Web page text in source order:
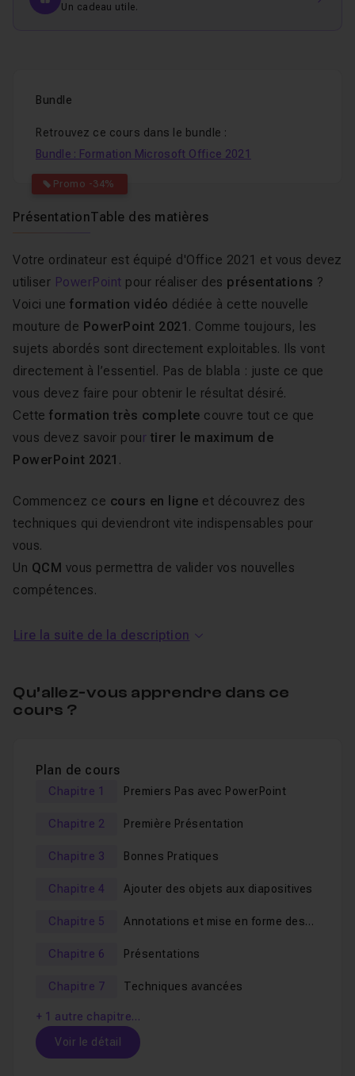
Un cadeau utile.
Bundle
Retrouvez ce cours dans le bundle :
Promo -34%
Bundle : Formation Microsoft Office 2021
PrésentationTable des matières
Votre ordinateur est équipé d'Office 2021 et vous devez
utiliser PowerPoint pour réaliser des présentations ?
Voici une formation vidéo dédiée à cette nouvelle
mouture de PowerPoint 2021 . Comme toujours, les
sujets abordés sont directement exploitables. Ils vont
directement à l’essentiel. Pas de blabla : juste ce que
vous devez faire pour obtenir le résultat désiré.
Cette formation très complete couvre tout ce que
vous devez savoir pour tirer le maximum de
PowerPoint 2021 .
Commencez ce cours en ligne et découvrez des
techniques qui deviendront vite indispensables pour
vous.
Un QCM vous permettra de valider vos nouvelles
compétences.
répondre à vos questions.
compagnie de PowerPoint 2021 et d’aller beaucoup
plus loin avec votre nouvel outil de présentation !
Lire la suite de la description
Qu’allez-vous apprendre dans ce
cours ?
Plan de cours
Chapitre 1 Premiers Pas avec PowerPoint
Chapitre 2 Première Présentation
Chapitre 3 Bonnes Pratiques
Chapitre 4 Ajouter des objets aux diapositives
Chapitre 5
Annotations et mise en forme des
Chapitre 6
Présentations
Chapitre 7 Techniques avancées
+ 1 autre chapitre…
Voir le détail